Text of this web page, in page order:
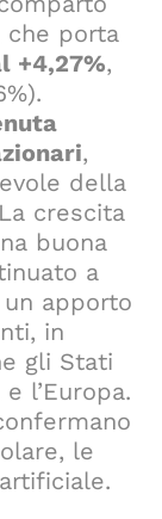
che porta
+4,27%,
,
della
crescita
buona
a
apporto
in
gli Stati
e l’Europa.
le